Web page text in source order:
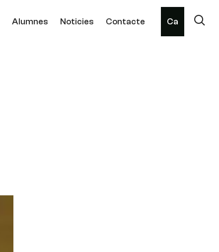
Alumnes Noticies Contacte Ca